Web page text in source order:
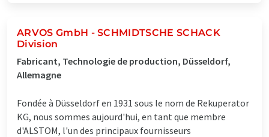
ARVOS GmbH - SCHMIDTSCHE SCHACK
Division
Fabricant, Technologie de production, Düsseldorf,
Allemagne
Fondée à Düsseldorf en 1931 sous le nom de Rekuperator
KG, nous sommes aujourd'hui, en tant que membre
d'ALSTOM, l'un des principaux fournisseurs